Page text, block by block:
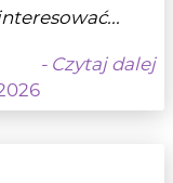
- Czytaj dalej